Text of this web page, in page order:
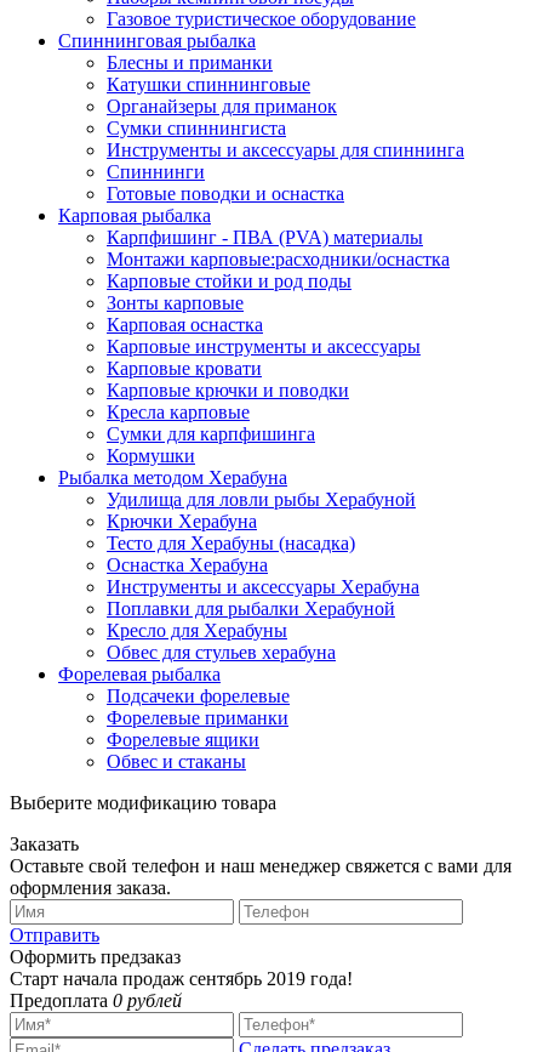
Газовое туристическое оборудование
Спиннинговая рыбалка
Блесны и приманки
Катушки спиннинговые
Органайзеры для приманок
Сумки спиннингиста
Инструменты и аксессуары для спиннинга
Спиннинги
Готовые поводки и оснастка
Карповая рыбалка
Карпфишинг - ПВА (PVA) материалы
Монтажи карповые:расходники/оснастка
Карповые стойки и род поды
Зонты карповые
Карповая оснастка
Карповые инструменты и аксессуары
Карповые кровати
Карповые крючки и поводки
Кресла карповые
Сумки для карпфишинга
Кормушки
Рыбалка методом Херабуна
Удилища для ловли рыбы Херабуной
Крючки Херабуна
Тесто для Херабуны (насадка)
Оснастка Херабуна
Инструменты и аксессуары Херабуна
Поплавки для рыбалки Херабуной
Кресло для Херабуны
Обвес для стульев херабуна
Форелевая рыбалка
Подсачеки форелевые
Форелевые приманки
Форелевые ящики
Обвес и стаканы
Выберите модификацию товара
Заказать
Оставьте свой телефон и наш менеджер свяжется с вами для
оформления заказа.
Отправить
Оформить предзаказ
Старт начала продаж сентябрь 2019 года!
Предоплата 0 рублей